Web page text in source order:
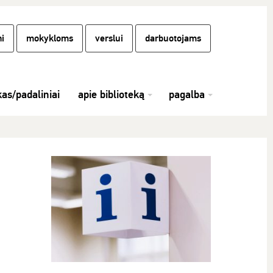
mokykloms verslui darbuotojams
padaliniai apie biblioteką pagalba